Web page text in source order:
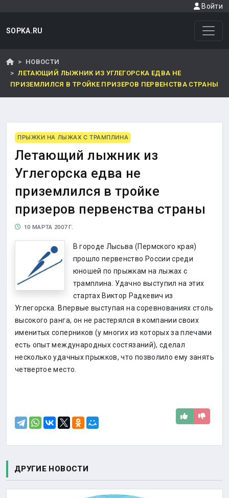
Войти
SOPKA.RU
НОВОСТИ
ЛЕТАЮЩИЙ ЛЫЖНИК ИЗ УГЛЕГОРСКА ЕДВА НЕ
ПРИЗЕМЛИЛСЯ В ТРОЙКЕ ПРИЗЕРОВ ПЕРВЕНСТВА СТРАНЫ
ПРЫЖКИ НА ЛЫЖАХ С ТРАМПЛИНА
Летающий лыжник из
Углегорска едва не
приземлился в тройке
призеров первенства страны
10 МАРТА 2007 Г.
В городе Лысьва (Пермского края)
прошло первенство России среди
юношей по прыжкам на лыжах с
трамплина. Удачно выступил на этих
стартах Виктор Радкевич из
Углегорска. Впервые выступая на соревнованиях столь
высокого ранга, он не растерялся в компании своих
именитых соперников (у многих из которых за плечами
есть опыт международных состязаний), сделал
несколько удачных прыжков, что позволило ему занять
четвертое место.
ДРУГИЕ НОВОСТИ